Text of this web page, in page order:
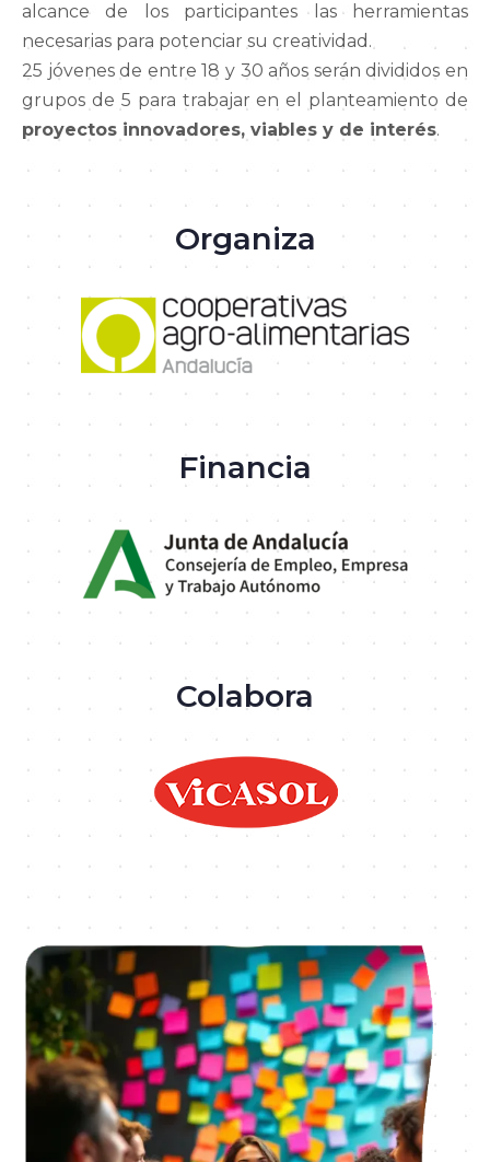
alcance de los participantes las herramientas
necesarias para potenciar su creatividad.
25 jóvenes de entre 18 y 30 años serán divididos en
grupos de 5 para trabajar en el planteamiento de
proyectos innovadores, viables y de interés.
Organiza
Financia
Colabora